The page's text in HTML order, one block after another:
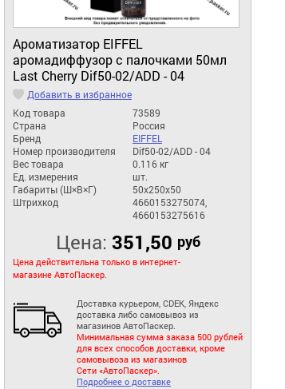
Ароматизатор EIFFEL
аромадиффузор с палочками 50мл
Lаst Cherry Dif50-02/ADD - 04
Добавить в избранное
Код товара
73589
Страна
Россия
Бренд
EIFFEL
Номер производителя
Dif50-02/ADD - 04
Вес товара
0.116 кг
Ед. измерения
шт.
Габариты (Ш×В×Г)
50x250x50
Штрихкод
4660153275074,
4660153275616
Цена: 351,50 руб
Цена действительна только в интернет-
магазине АвтоПаскер.
Доставка курьером, CDEK, Яндекс
доставка либо самовывоз из
магазинов АвтоПаскер.
Минимальная сумма заказа 500 рублей
для всех способов доставки, кроме
самовывоза из магазинов
Сети «АвтоПаскер».
Подробнее о доставке